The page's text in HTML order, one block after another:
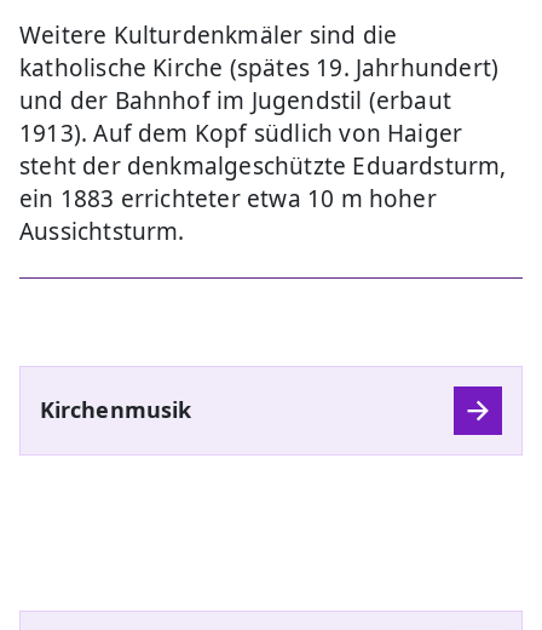
Weitere Kulturdenkmäler sind die
katholische Kirche (spätes 19. Jahrhundert)
und der Bahnhof im Jugendstil (erbaut
1913). Auf dem Kopf südlich von Haiger
steht der denkmalgeschützte Eduardsturm,
ein 1883 errichteter etwa 10 m hoher
Aussichtsturm.
Kirchenmusik